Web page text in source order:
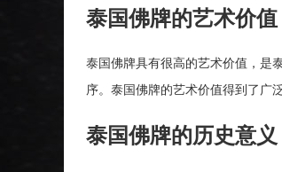
泰国佛牌的艺术价值
泰国佛牌具有很高的艺术价值，是
序。泰国佛牌的艺术价值得到了广
泰国佛牌的历史意义